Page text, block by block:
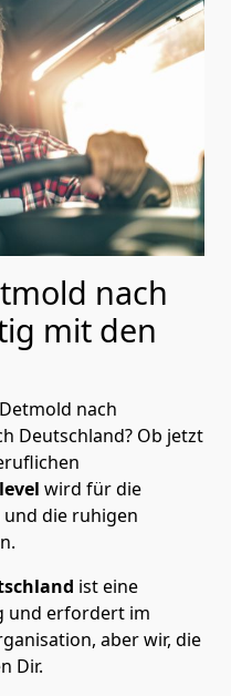
nach
mit den
nach
Deutschland? Ob jetzt
wird für die
die ruhigen
ist eine
und erfordert im
aber wir, die
Dir.